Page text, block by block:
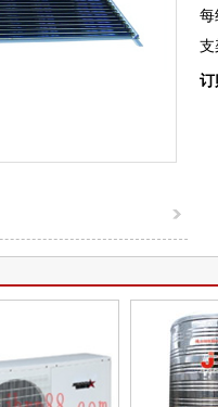
每
支
订